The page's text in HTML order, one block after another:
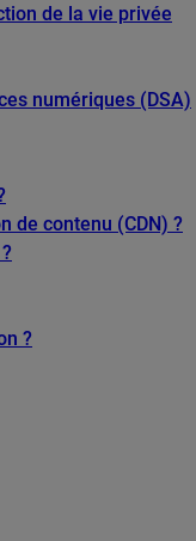
de la vie privée
numériques (DSA)
de contenu (CDN) ?
?